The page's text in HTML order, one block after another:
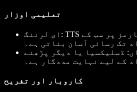
تعلیمی اوزار
ای لرننگ : TTS ای لرننگ پلیٹ فارمز پر سب کے
تک رسائی آسان بناتی ہے۔
: ڈسلیکسیا یا دیگر پڑھنے
کے لیے نہایت مددگار ہے۔
کاروبار اور تفریح